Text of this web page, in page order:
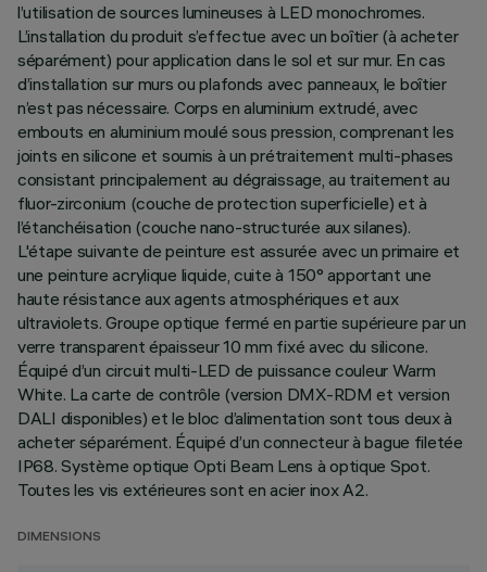
l’utilisation de sources lumineuses à LED monochromes.
L’installation du produit s’effectue avec un boîtier (à acheter
séparément) pour application dans le sol et sur mur. En cas
d’installation sur murs ou plafonds avec panneaux, le boîtier
n’est pas nécessaire. Corps en aluminium extrudé, avec
embouts en aluminium moulé sous pression, comprenant les
joints en silicone et soumis à un prétraitement multi-phases
consistant principalement au dégraissage, au traitement au
fluor-zirconium (couche de protection superficielle) et à
l’étanchéisation (couche nano-structurée aux silanes).
L'étape suivante de peinture est assurée avec un primaire et
une peinture acrylique liquide, cuite à 150° apportant une
haute résistance aux agents atmosphériques et aux
ultraviolets. Groupe optique fermé en partie supérieure par un
verre transparent épaisseur 10 mm fixé avec du silicone.
Équipé d’un circuit multi-LED de puissance couleur Warm
White. La carte de contrôle (version DMX-RDM et version
DALI disponibles) et le bloc d’alimentation sont tous deux à
acheter séparément. Équipé d’un connecteur à bague filetée
IP68. Système optique Opti Beam Lens à optique Spot.
Toutes les vis extérieures sont en acier inox A2.
DIMENSIONS